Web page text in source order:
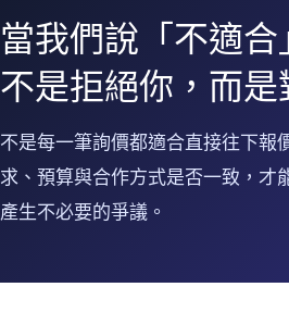
當我們說「不適合
不是拒絕你，而是
不是每一筆詢價都適合直接往下報
求、預算與合作方式是否一致，才
產生不必要的爭議。